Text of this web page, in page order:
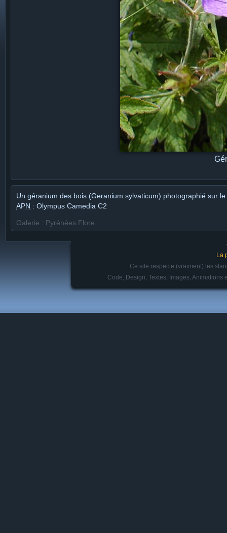
Un géranium des bois (Geranium sylvaticum) photographié sur
APN : Olympus Camedia C2
Galerie : Pyrénées Flore
La
Ce site respecte (vraiment) les
Code, Design, Textes, Images,